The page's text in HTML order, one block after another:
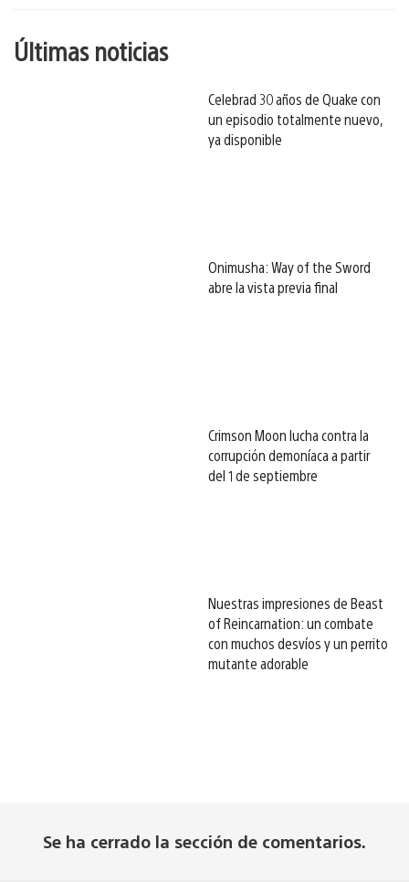
Últimas noticias
Celebrad 30 años de Quake con
un episodio totalmente nuevo,
ya disponible
Onimusha: Way of the Sword
abre la vista previa final
Crimson Moon lucha contra la
corrupción demoníaca a partir
del 1 de septiembre
Nuestras impresiones de Beast
of Reincarnation: un combate
con muchos desvíos y un perrito
mutante adorable
Se ha cerrado la sección de comentarios.